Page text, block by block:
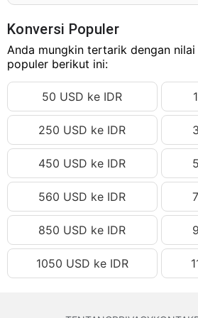
70000000.27 USD
70000000.28 USD
70000000.29 USD
70000000.30 USD
70000000.32 USD
70000000.33 USD
70000000.34 USD
70000000.35 USD
70000000.36 USD
70000000.37 USD
70000000.39 USD
Konversi Populer
Anda mungkin tertarik dengan nilai
populer berikut ini:
50 USD ke IDR
250 USD ke IDR
450 USD ke IDR
560 USD ke IDR
850 USD ke IDR
1050 USD ke IDR